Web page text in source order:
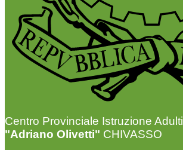
Centro Provinciale Istruzione Adulti
"Adriano Olivetti" CHIVASSO